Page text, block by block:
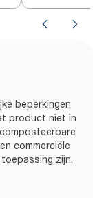
beperkingen
product niet in
commerciële
zijn.